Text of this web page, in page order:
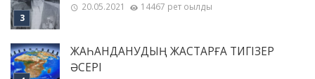
20.05.2021 14467 рет оқылды
ЖАҺАНДАНУДЫҢ ЖАСТАРҒА ТИГІЗЕР
ӘСЕРІ